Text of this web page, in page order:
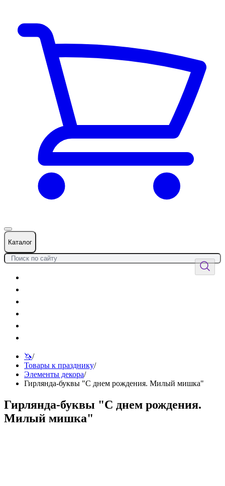
Каталог
🦄/
Товары к празднику/
Элементы декора/
Гирлянда-буквы "С днем рождения. Милый мишка"
Гирлянда-буквы "С днем рождения.
Милый мишка"